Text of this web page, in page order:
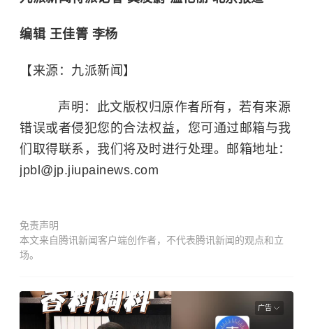
编辑 王佳箐 李杨
【来源：九派新闻】
声明：此文版权归原作者所有，若有来源
错误或者侵犯您的合法权益，您可通过邮箱与我
们取得联系，我们将及时进行处理。邮箱地址：
jpbl@jp.jiupainews.com
免责声明
本文来自腾讯新闻客户端创作者，不代表腾讯新闻的观点和立
场。
广告